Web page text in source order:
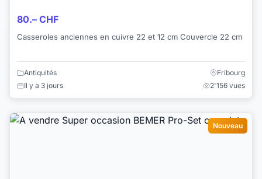
80.– CHF
Casseroles anciennes en cuivre 22 et 12 cm Couvercle 22 cm
Antiquités
Fribourg
Il y a 3 jours
2'156 vues
Nouveau